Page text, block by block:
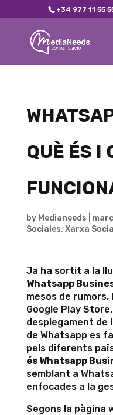
+34 977 11 55
QUÈ ÉS I
by Medianeeds
Sociales, Xarxa Social
Ja ha sortit a la
Whatsapp
mesos de rumors,
Google Play
desplegament de
de Whatsapp es
pels diferents
és Whatsapp
semblant a
enfocades a la
Segons la pàgina